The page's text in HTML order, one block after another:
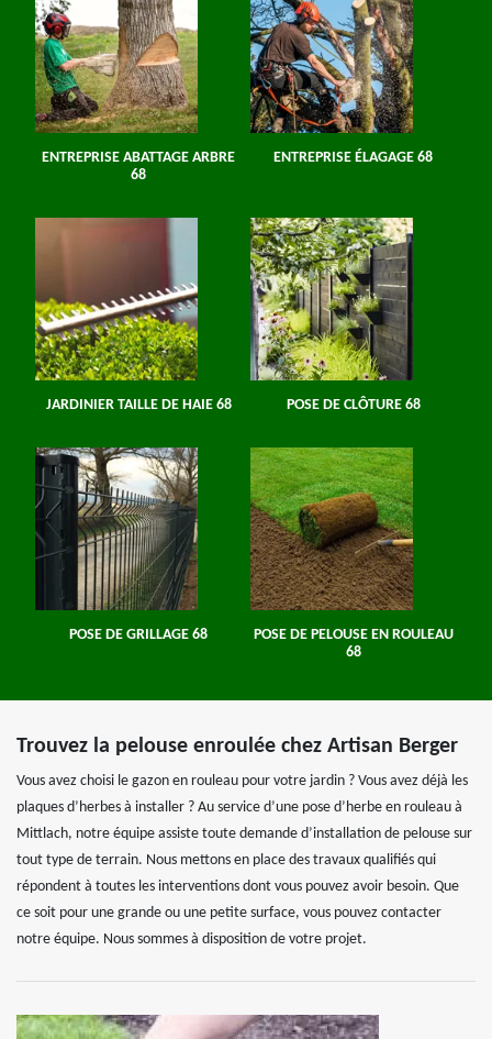
ENTREPRISE ABATTAGE ARBRE
68
ENTREPRISE ÉLAGAGE 68
JARDINIER TAILLE DE HAIE 68 POSE DE CLÔTURE 68
POSE DE GRILLAGE 68
POSE DE PELOUSE EN ROULEAU
68
Trouvez la pelouse enroulée chez Artisan Berger
Vous avez choisi le gazon en rouleau pour votre jardin ? Vous avez déjà les
plaques d’herbes à installer ? Au service d’une pose d’herbe en rouleau à
Mittlach, notre équipe assiste toute demande d’installation de pelouse sur
tout type de terrain. Nous mettons en place des travaux qualifiés qui
répondent à toutes les interventions dont vous pouvez avoir besoin. Que
ce soit pour une grande ou une petite surface, vous pouvez contacter
notre équipe. Nous sommes à disposition de votre projet.